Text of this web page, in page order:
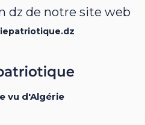
dz de notre site web
vu d'Algérie